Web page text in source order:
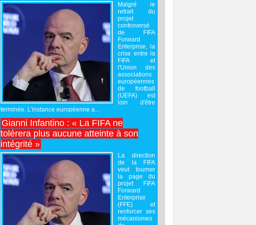
Malgré le
retrait du
projet
controversé
de FIFA
Forward
Enterprise, la
crise entre la
FIFA et
l'Union des
associations
européennes
de football
(UEFA) est
loin d'être
terminée. L'instance européenne a...
Gianni Infantino : « La FIFA ne
tolérera plus aucune atteinte à son
intégrité »
La direction
de la FIFA
veut tourner
la page du
projet FIFA
Forward
Enterprise
(FFE) et
renforcer ses
mécanismes